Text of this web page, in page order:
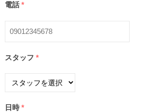
電話 *
スタッフ *
日時 *